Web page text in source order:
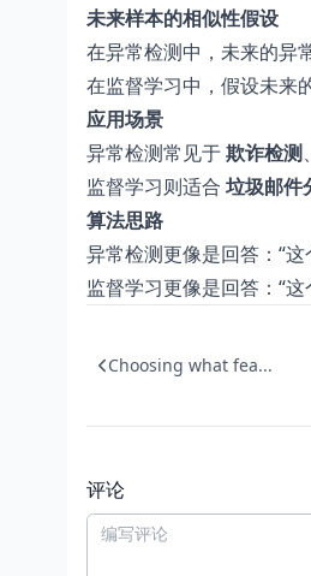
未来样本的相似性假设
在异常检测中，未来的异
在监督学习中，假设未来
应用场景
异常检测常见于欺诈检测、
监督学习则适合 垃圾邮件
算法思路
异常检测更像是回答：“
监督学习更像是回答：“
Choosing what fea...
评论